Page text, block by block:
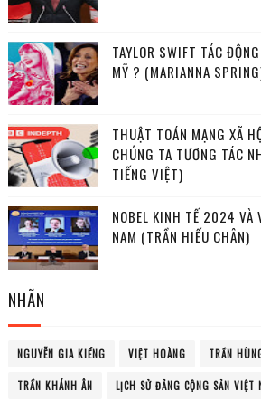
TAYLOR SWIFT TÁC
MỸ ? (MARIANNA
THUẬT TOÁN MẠNG XÃ
CHÚNG TA TƯƠNG TÁC
TIẾNG VIỆT)
NOBEL KINH TẾ 2024 VÀ
NAM (TRẦN HIẾU CHÂN)
NHÃN
NGUYỄN GIA KIỂNG VIỆT HOÀNG TRẦN
TRẦN KHÁNH ÂN LỊCH SỬ ĐẢNG CỘNG SẢN VIỆT